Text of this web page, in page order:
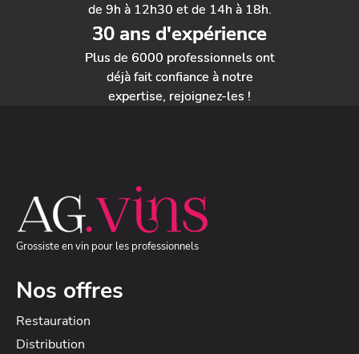
de 9h à 12h30 et de 14h à 18h.
30 ans d'expérience
Plus de 6000 professionnels ont
déjà fait confiance à notre
expertise, rejoignez-les !
Grossiste en vin pour les professionnels
Nos offres
Restauration
Distribution